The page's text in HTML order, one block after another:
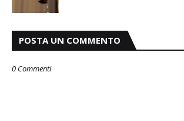
POSTA UN COMMENTO
0 Commenti